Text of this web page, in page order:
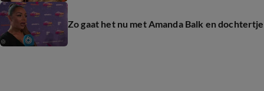
Zo gaat het nu met Amanda Balk en